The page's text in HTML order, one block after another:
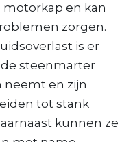
motorkap en kan
zorgen.
is er
de steenmarter
neemt en zijn
tot stank
kunnen ze